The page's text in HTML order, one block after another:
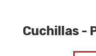
Cuchillas -